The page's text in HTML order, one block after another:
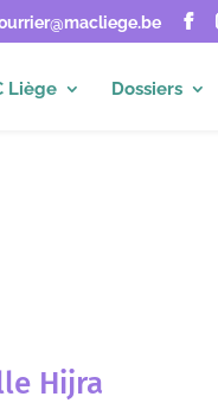
Liège Dossiers
Hijra